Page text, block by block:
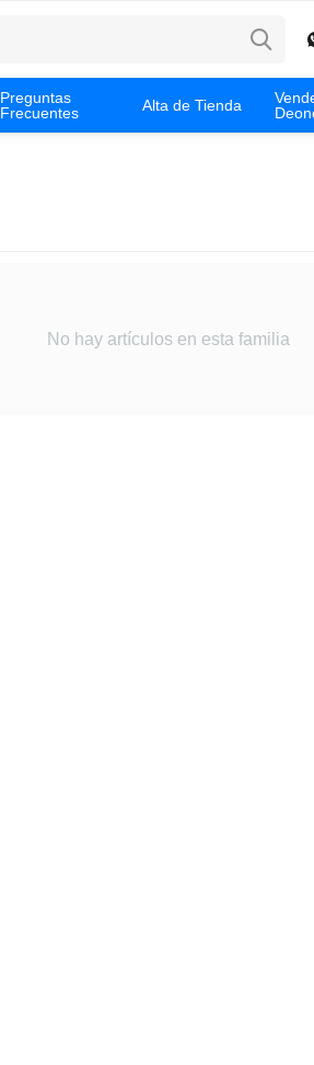
Preguntas
Frecuentes
Alta de Tienda
No hay artículos en esta familia